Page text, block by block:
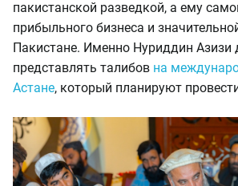
пакистанской разведкой, а ему
прибыльного бизнеса и
Пакистане. Именно Нуриддин Азизи
представлять талибов на
Астане, который планируют